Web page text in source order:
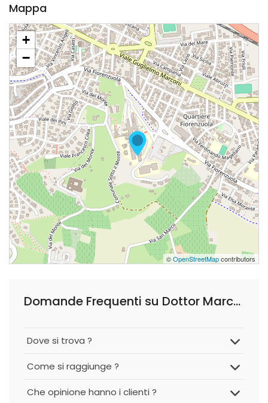
Mappa
+
−
©OpenStreetMapcontributors
Domande Frequenti su Dottor Marco Mammi, Neurochirurgo
Dove si trova ?
Come si raggiunge ?
Che opinione hanno i clienti ?